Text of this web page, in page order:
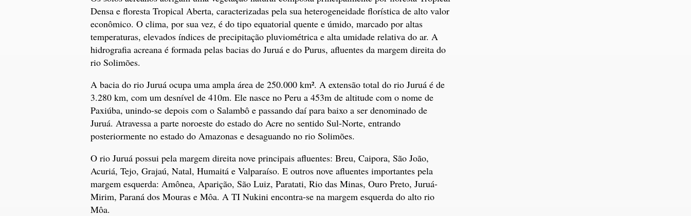
Densa e floresta Tropical Aberta, caracterizadas pela sua heterogeneidade florística de alto valor
econômico. O clima, por sua vez, é do tipo equatorial quente e úmido, marcado por altas
temperaturas, elevados índices de precipitação pluviométrica e alta umidade relativa do ar. A
hidrografia acreana é formada pelas bacias do Juruá e do Purus, afluentes da margem direita do
rio Solimões.
A bacia do rio Juruá ocupa uma ampla área de 250.000 km². A extensão total do rio Juruá é de
3.280 km, com um desnível de 410m. Ele nasce no Peru a 453m de altitude com o nome de
Paxiúba, unindo-se depois com o Salambô e passando daí para baixo a ser denominado de
Juruá. Atravessa a parte noroeste do estado do Acre no sentido Sul-Norte, entrando
posteriormente no estado do Amazonas e desaguando no rio Solimões.
O rio Juruá possui pela margem direita nove principais afluentes: Breu, Caipora, São João,
Acuriá, Tejo, Grajaú, Natal, Humaitá e Valparaíso. E outros nove afluentes importantes pela
margem esquerda: Amônea, Aparição, São Luiz, Paratati, Rio das Minas, Ouro Preto, Juruá-
Mirim, Paraná dos Mouras e Môa. A TI Nukini encontra-se na margem esquerda do alto rio
Môa.